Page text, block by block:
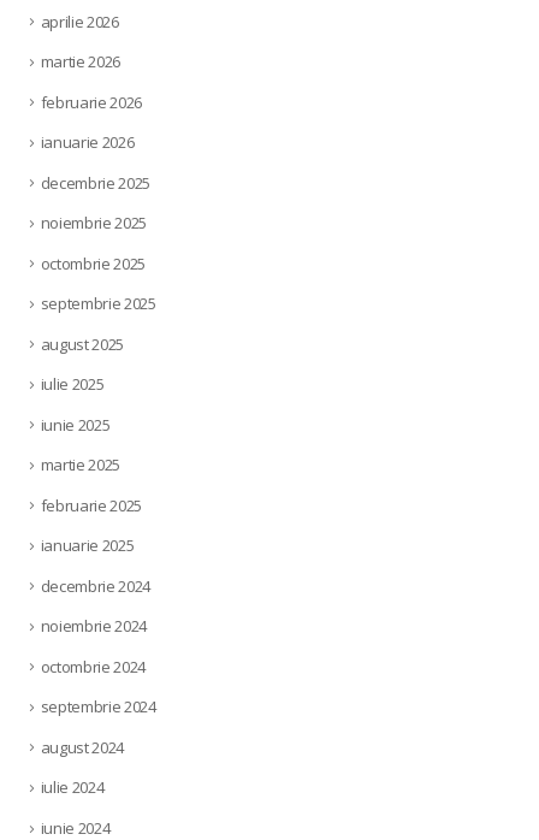
aprilie 2026
martie 2026
februarie 2026
ianuarie 2026
decembrie 2025
noiembrie 2025
octombrie 2025
septembrie 2025
august 2025
iulie 2025
iunie 2025
martie 2025
februarie 2025
ianuarie 2025
decembrie 2024
noiembrie 2024
octombrie 2024
septembrie 2024
august 2024
iulie 2024
iunie 2024